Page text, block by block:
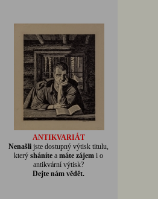
ANTIKVARIÁT
Nenašli jste dostupný výtisk titulu,
kterýsháníte amáte zájem i o
antikvární výtisk?
Dejte nám vědět.